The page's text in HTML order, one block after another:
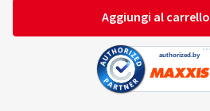
Aggiungi al carrello